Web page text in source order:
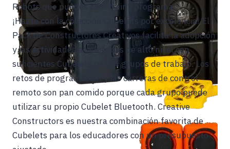
Robots que puedes construir y programar
¡Hazte con la colección Cubelets por excelencia! El
Pack de Constructores Creativos facilita la adopción
y las actividades académicas de alto nivel con
suficientes Cubelets para 4 grupos de trabajo. Los
retos de programación y las carreras de control
remoto son pan comido porque cada grupo puede
utilizar su propio Cubelet Bluetooth. Creative
Constructors es nuestra combinación favorita de
Cubelets para los educadores con un presupuesto